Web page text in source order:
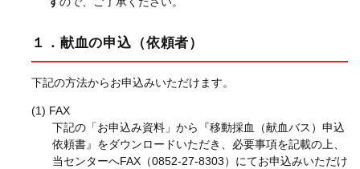
１．献血の申込（依頼者）
下記の方法からお申込みいただけます。
FAX
下記の「お申込み資料」から『移動採血（献血バス）申込
依頼書』をダウンロードいただき、必要事項を記載の上、
当センターへFAX（0852-27-8303）にてお申込みいただけ